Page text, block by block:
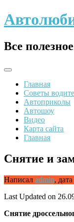
Skip
to
Все
Главная
Советы
Автоприколы
Автошоу
Видео
Карта сайта
Главная
Снятие и
Написал admin, дата
Last Updated on
Снятие